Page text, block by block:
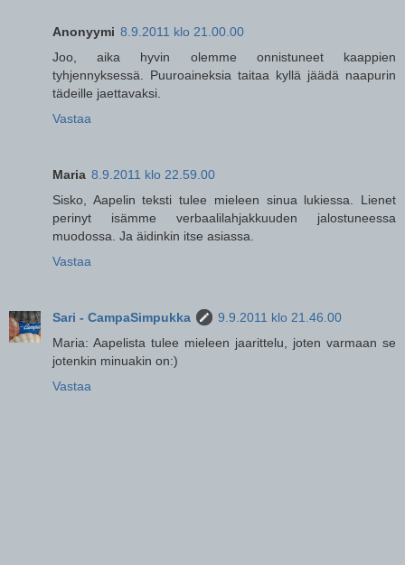
Anonyymi 8.9.2011 klo 21.00.00
Joo, aika hyvin olemme onnistuneet kaappien
tyhjennyksessä. Puuroaineksia taitaa kyllä jäädä naapurin
tädeille jaettavaksi.
Vastaa
Maria 8.9.2011 klo 22.59.00
Sisko, Aapelin teksti tulee mieleen sinua lukiessa. Lienet
perinyt isämme verbaalilahjakkuuden jalostuneessa
muodossa. Ja äidinkin itse asiassa.
Vastaa
Sari - CampaSimpukka
9.9.2011 klo 21.46.00
Maria: Aapelista tulee mieleen jaarittelu, joten varmaan se
jotenkin minuakin on:)
Vastaa